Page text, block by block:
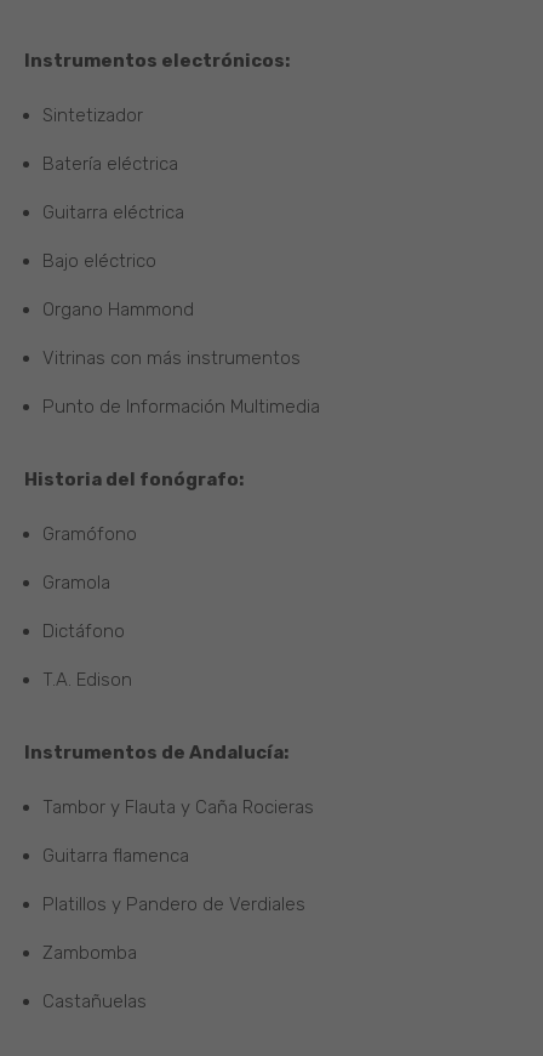
Instrumentos electrónicos:
Sintetizador
Batería eléctrica
Guitarra eléctrica
Bajo eléctrico
Organo Hammond
Vitrinas con más instrumentos
Punto de Información Multimedia
Historia del fonógrafo:
Gramófono
Gramola
Dictáfono
T.A. Edison
Instrumentos de Andalucía:
Tambor y Flauta y Caña Rocieras
Guitarra flamenca
Platillos y Pandero de Verdiales
Zambomba
Castañuelas